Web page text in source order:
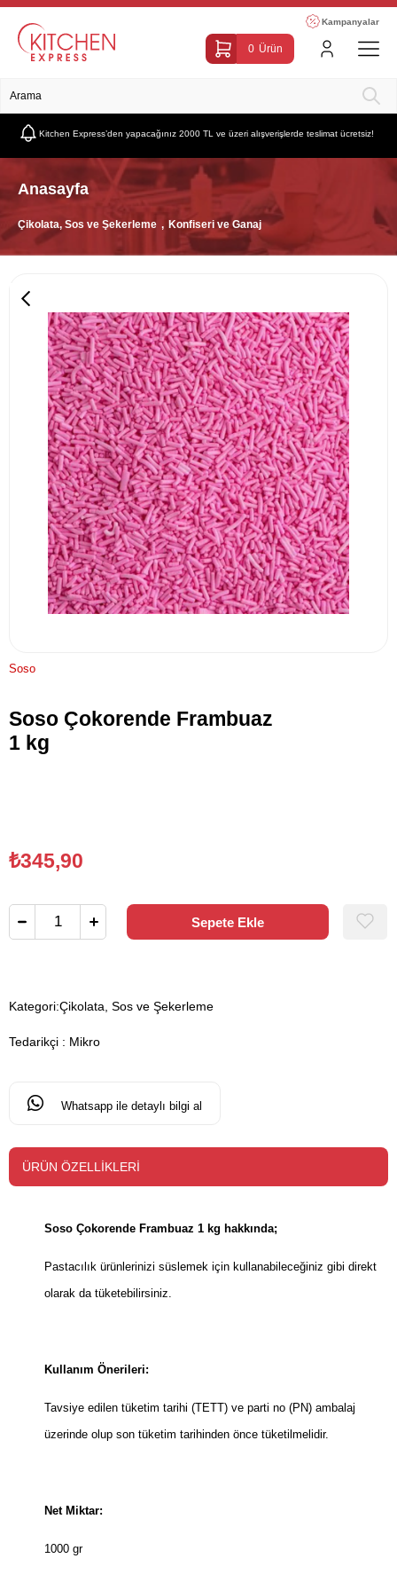
Kampanyalar
0 Ürün
Kitchen Express’den yapacağınız 2000 TL ve üzeri alışverişlerde teslimat ücretsiz!
Anasayfa
Çikolata, Sos ve Şekerleme Konfiseri ve Ganaj
Soso
Soso Çokorende Frambuaz
1 kg
₺345,90
Kategori:Çikolata, Sos ve Şekerleme
Tedarikçi : Mikro
Whatsapp ile detaylı bilgi al
ÜRÜN ÖZELLIKLERI
Soso Çokorende Frambuaz 1 kg hakkında;
Pastacılık ürünlerinizi süslemek için kullanabileceğiniz gibi direkt
olarak da tüketebilirsiniz.
Kullanım Önerileri:
Tavsiye edilen tüketim tarihi (TETT) ve parti no (PN) ambalaj
üzerinde olup son tüketim tarihinden önce tüketilmelidir.
Net Miktar:
1000 gr